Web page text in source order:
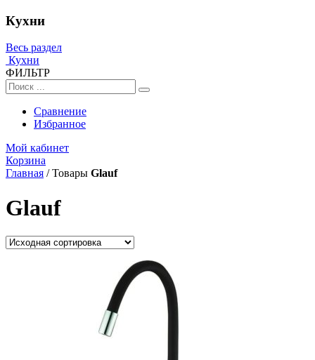
Кухни
Весь раздел
Кухни
ФИЛЬТР
Сравнение
Избранное
Мой кабинет
Корзина
Главная /Товары Glauf
Glauf